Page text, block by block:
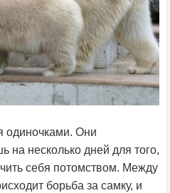
одиночками. Они
на несколько дней для того,
себя потомством. Между
борьба за самку, и